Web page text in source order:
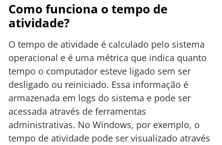
Como funciona o tempo de
atividade?
O tempo de atividade é calculado pelo sistema
operacional e é uma métrica que indica quanto
tempo o computador esteve ligado sem ser
desligado ou reiniciado. Essa informação é
armazenada em logs do sistema e pode ser
acessada através de ferramentas
administrativas. No Windows, por exemplo, o
tempo de atividade pode ser visualizado através